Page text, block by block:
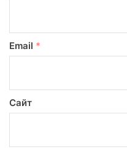
Email *
Сайт